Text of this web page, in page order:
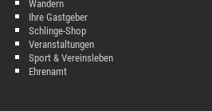
Wandern
Ihre Gastgeber
Schlinge-Shop
Veranstaltungen
Sport & Vereinsleben
Ehrenamt